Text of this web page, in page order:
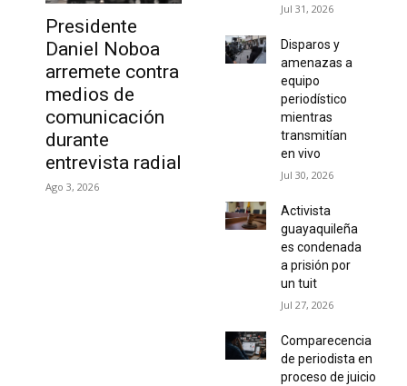
Presidente
Daniel Noboa
arremete contra
medios de
comunicación
durante
entrevista radial
Ago 3, 2026
Jul 31, 2026
Disparos y
amenazas a
equipo
periodístico
mientras
transmitían
en vivo
Jul 30, 2026
Activista
guayaquileña
es condenada
a prisión por
un tuit
Jul 27, 2026
Comparecencia
de periodista en
proceso de juicio